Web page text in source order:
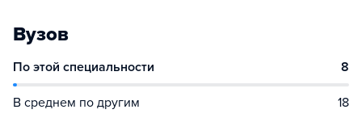
Вузов
По этой специальности 8
В среднем по другим 18